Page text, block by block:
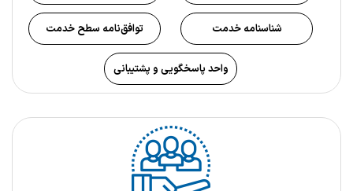
شناسنامه خدمت توافق‌نامه سطح خدمت
واحد پاسخگویی و پشتیبانی